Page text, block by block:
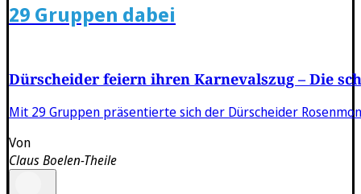
29 Gruppen dabei
Dürscheider feiern ihren Karnevalszug – Die
Mit 29 Gruppen präsentierte sich der Dürscheider
Von
Claus Boelen-Theile